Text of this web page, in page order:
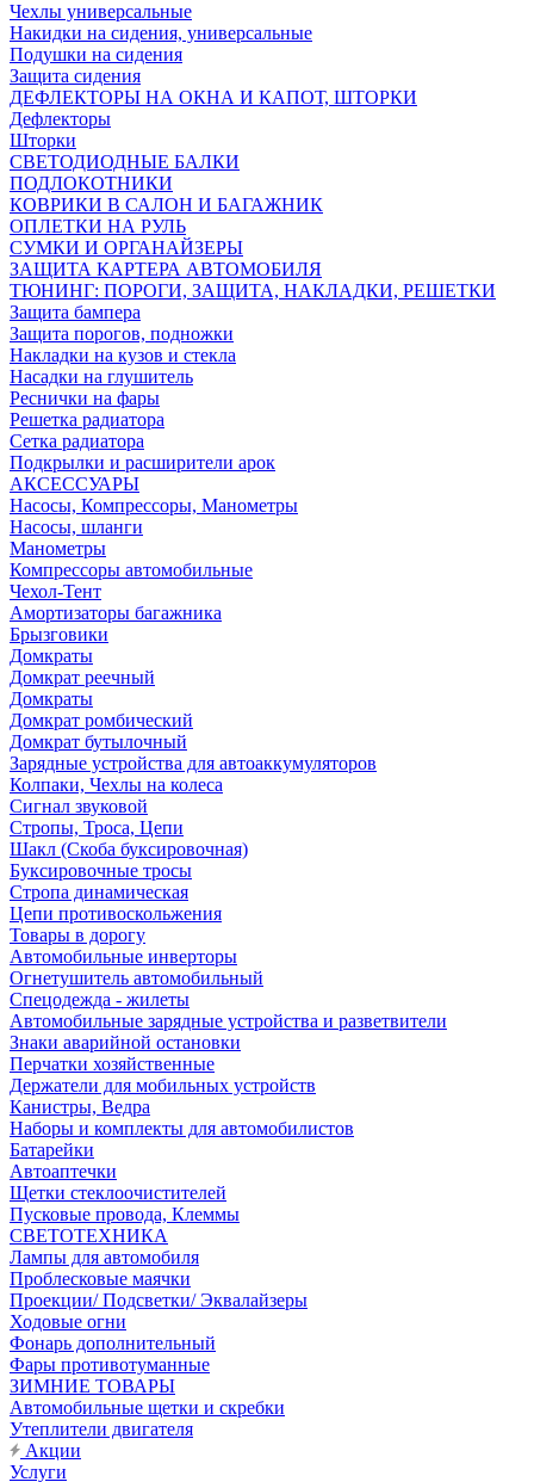
Чехлы универсальные
Накидки на сидения, универсальные
Подушки на сидения
Защита сидения
ДЕФЛЕКТОРЫ НА ОКНА И КАПОТ, ШТОРКИ
Дефлекторы
Шторки
СВЕТОДИОДНЫЕ БАЛКИ
ПОДЛОКОТНИКИ
КОВРИКИ В САЛОН И БАГАЖНИК
ОПЛЕТКИ НА РУЛЬ
СУМКИ И ОРГАНАЙЗЕРЫ
ЗАЩИТА КАРТЕРА АВТОМОБИЛЯ
ТЮНИНГ: ПОРОГИ, ЗАЩИТА, НАКЛАДКИ, РЕШЕТКИ
Защита бампера
Защита порогов, подножки
Накладки на кузов и стекла
Насадки на глушитель
Реснички на фары
Решетка радиатора
Сетка радиатора
Подкрылки и расширители арок
АКСЕССУАРЫ
Насосы, Компрессоры, Манометры
Насосы, шланги
Манометры
Компрессоры автомобильные
Чехол-Тент
Амортизаторы багажника
Брызговики
Домкраты
Домкрат реечный
Домкраты
Домкрат ромбический
Домкрат бутылочный
Зарядные устройства для автоаккумуляторов
Колпаки, Чехлы на колеса
Сигнал звуковой
Стропы, Троса, Цепи
Шакл (Скоба буксировочная)
Буксировочные тросы
Стропа динамическая
Цепи противоскольжения
Товары в дорогу
Автомобильные инверторы
Огнетушитель автомобильный
Спецодежда - жилеты
Автомобильные зарядные устройства и разветвители
Знаки аварийной остановки
Перчатки хозяйственные
Держатели для мобильных устройств
Канистры, Ведра
Наборы и комплекты для автомобилистов
Батарейки
Автоаптечки
Щетки стеклоочистителей
Пусковые провода, Клеммы
СВЕТОТЕХНИКА
Лампы для автомобиля
Проблесковые маячки
Проекции/ Подсветки/ Эквалайзеры
Ходовые огни
Фонарь дополнительный
Фары противотуманные
ЗИМНИЕ ТОВАРЫ
Автомобильные щетки и скребки
Утеплители двигателя
Акции
Услуги